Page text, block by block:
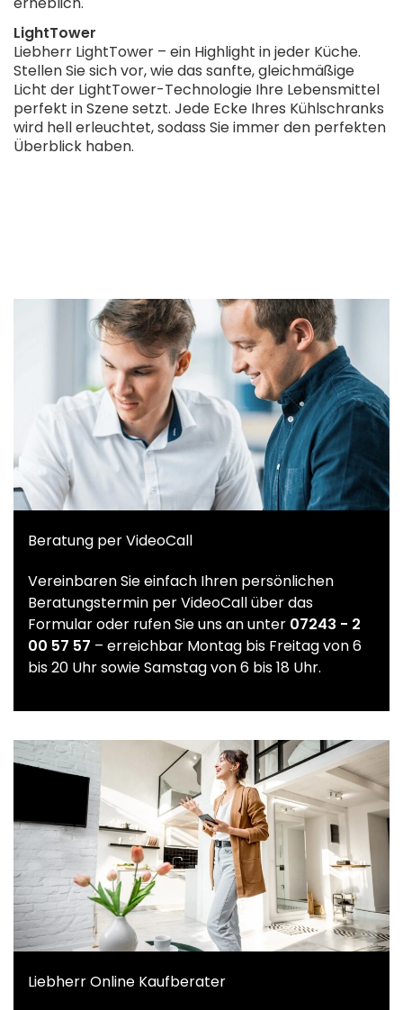
LightTower
Liebherr LightTower – ein Highlight in jeder Küche.
Stellen Sie sich vor, wie das sanfte, gleichmäßige
Licht der LightTower-Technologie Ihre Lebensmittel
perfekt in Szene setzt. Jede Ecke Ihres Kühlschranks
wird hell erleuchtet, sodass Sie immer den perfekten
Überblick haben.
Beratung per VideoCall
Vereinbaren Sie einfach Ihren persönlichen
Beratungstermin per VideoCall über das
Formular oder rufen Sie uns an unter 07243 - 2
00 57 57 – erreichbar Montag bis Freitag von 6
bis 20 Uhr sowie Samstag von 6 bis 18 Uhr.
Liebherr Online Kaufberater